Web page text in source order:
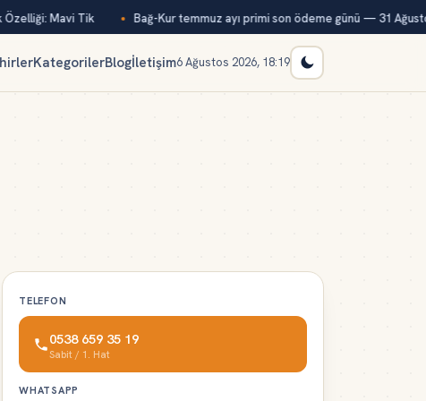
Özelliği: Mavi Tik Bağ-Kur temmuz ayı primi son ödeme günü — 31
KategorilerBlogİletişim6 Ağustos 2026, 18:19
TELEFON
0538 659 35 19
Sabit / 1. Hat
WHATSAPP